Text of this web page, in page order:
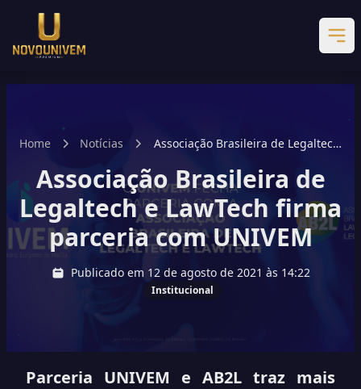
Home Notícias
Associação Brasileira de Legaltech
UNIVEM
Associação Brasileira de
Legaltech e LawTech firma
parceria com UNIVEM
Publicado em 12 de agosto de 2021 às 14:22
Institucional
Parceria UNIVEM e AB2L traz mais